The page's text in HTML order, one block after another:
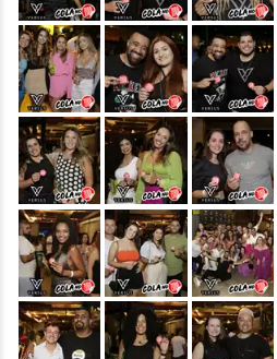
&nbsp; &nbsp; &nbsp;
&nbsp; &nbsp; &nbsp;
&nbsp; &nbsp; &nbsp;
&nbsp; &nbsp; &nbsp;